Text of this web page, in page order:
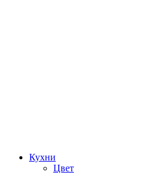
Кухни
Цвет